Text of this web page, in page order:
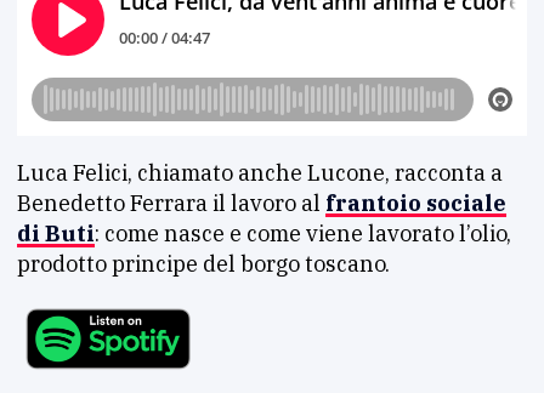
Luca Felici, chiamato anche Lucone, racconta a
Benedetto Ferrara il lavoro al frantoio sociale
di Buti: come nasce e come viene lavorato l’olio,
prodotto principe del borgo toscano.